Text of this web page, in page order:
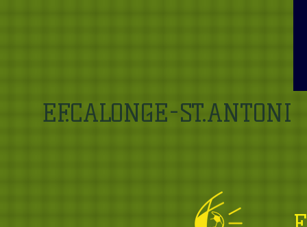
EF.CALONGE-ST.ANTONI